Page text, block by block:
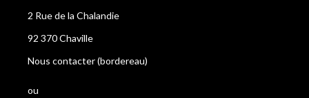
2 Rue de la Chalandie
92 370 Chaville
Nous contacter (bordereau)
ou